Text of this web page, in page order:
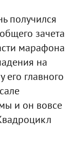
получился
зачета
марафона
на
главного
и он вовсе